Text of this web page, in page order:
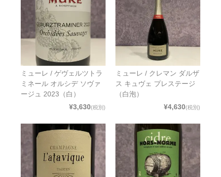
ミューレ / ゲヴェルツトラ
ミネール オルシデ ソヴァ
ージュ 2023（白）
¥3,630(税別)
ミューレ / クレマン ダルザ
ス キュヴェ プレステージ
（白泡）
¥4,630(税別)